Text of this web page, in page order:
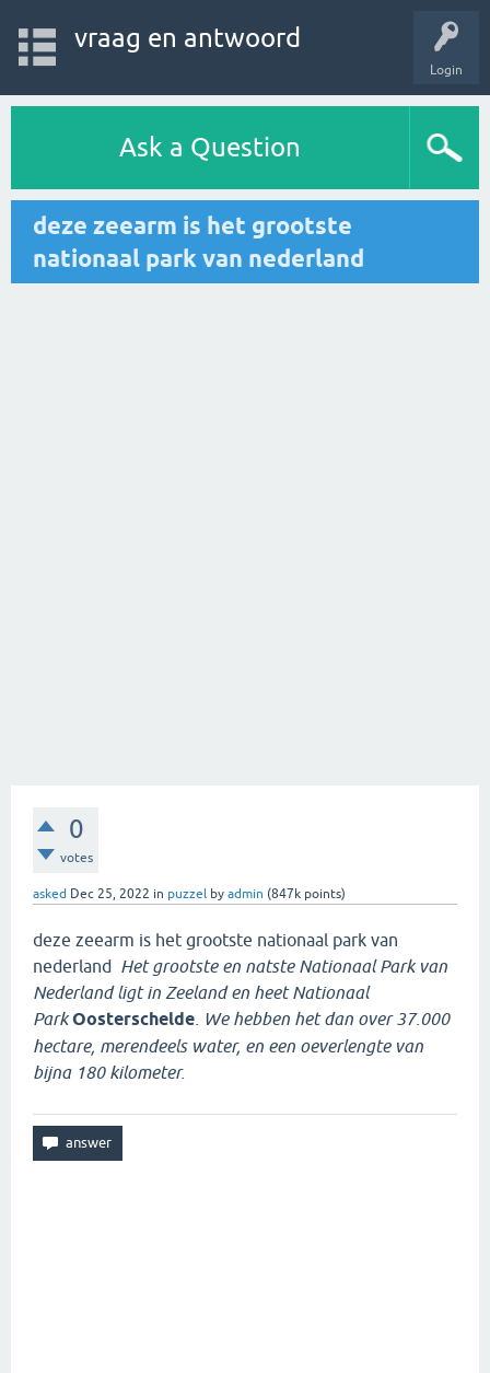
Login
vraag en antwoord
Ask a Question
deze zeearm is het grootste
nationaal park van nederland
0
votes
asked Dec 25, 2022 in puzzel by admin (847k points)
deze zeearm is het grootste nationaal park van
nederland Het grootste en natste Nationaal Park van
Nederland ligt in Zeeland en heet Nationaal
Park Oosterschelde . We hebben het dan over 37.000
hectare, merendeels water, en een oeverlengte van
bijna 180 kilometer.